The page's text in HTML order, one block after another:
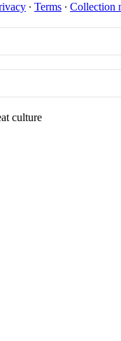
∙ Terms ∙ Collection
culture